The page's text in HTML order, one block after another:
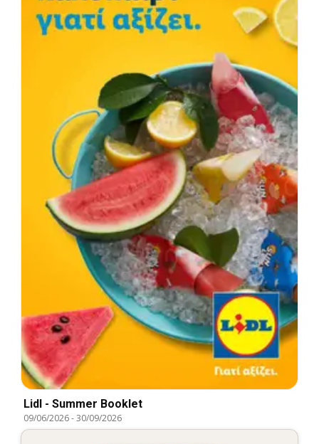
Lidl - Summer Booklet
09/06/2026-30/09/2026